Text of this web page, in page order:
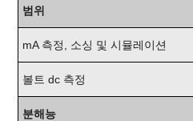
범위
mA 측정, 소싱 및 시뮬레이션
볼트 dc 측정
분해능